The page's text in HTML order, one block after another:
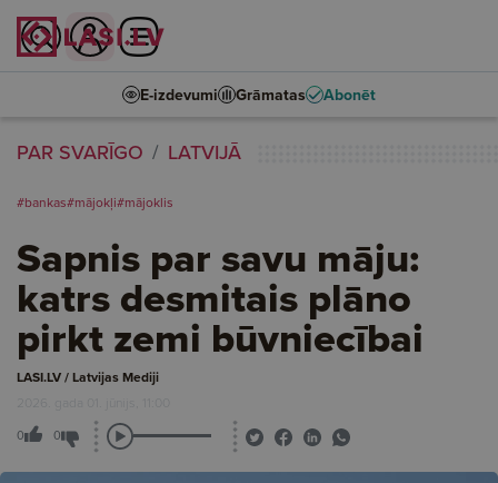
E-izdevumi Grāmatas Abonēt
PAR SVARĪGO LATVIJĀ
#bankas#mājokļi#mājoklis
Sapnis par savu māju:
katrs desmitais plāno
pirkt zemi būvniecībai
LASI.LV / Latvijas Mediji
2026. gada 01. jūnijs, 11:00
0 0